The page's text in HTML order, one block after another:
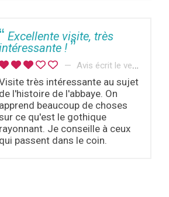
Excellente visite, très
!
Avis écrit le vendredi 9 août 2019
très intéressante au sujet
de l'histoire de l'abbaye. On
apprend beaucoup de choses
ce qu'est le gothique
rayonnant. Je conseille à ceux
qui passent dans le coin.